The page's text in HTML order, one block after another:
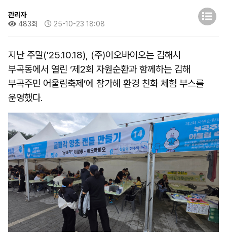
관리자
483회
25-10-23 18:08
지난 주말('25.10.18), (주)이오바이오는 김해시
부곡동에서 열린 ‘제2회 자원순환과 함께하는 김해
부곡주민 어울림축제’에 참가해 환경 친화 체험 부스를
운영했다.